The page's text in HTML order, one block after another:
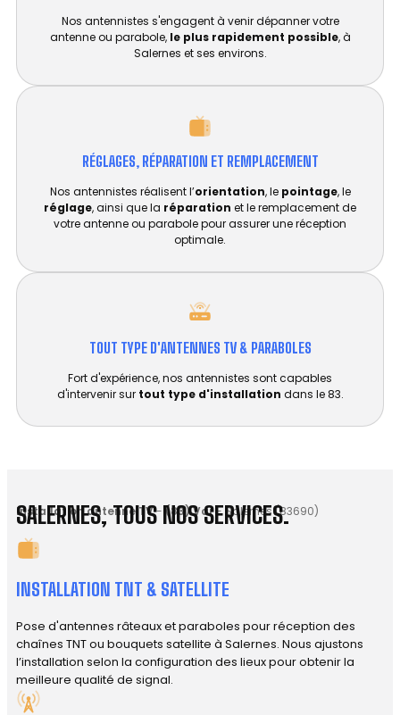
Nos antennistes s'engagent à venir dépanner votre
antenne ou parabole, le plus rapidement possible, à
Salernes et ses environs.
RÉGLAGES, RÉPARATION ET REMPLACEMENT​
Nos antennistes réalisent l’orientation, le pointage, le
réglage, ainsi que la réparation et le remplacement de
votre antenne ou parabole pour assurer une réception
optimale.
TOUT TYPE D'ANTENNES TV & PARABOLES
Fort d'expérience, nos antennistes sont capables
d'intervenir sur tout type d'installation dans le 83.
Installation antenne TV- (83) Var- Salernes (83690)
SALERNES, TOUS NOS SERVICES.
INSTALLATION TNT & SATELLITE
Pose d'antennes râteaux et paraboles pour réception des
chaînes TNT ou bouquets satellite à Salernes. Nous ajustons
l’installation selon la configuration des lieux pour obtenir la
meilleure qualité de signal.